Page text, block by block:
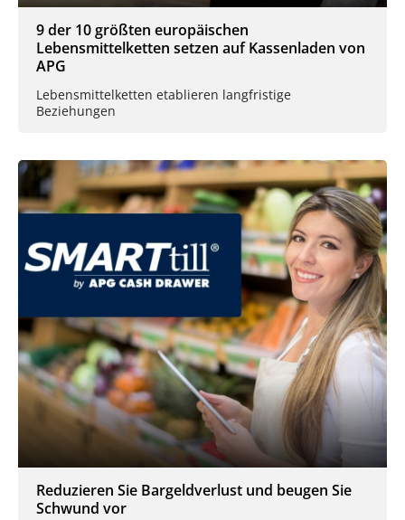
9 der 10 größten europäischen
Lebensmittelketten setzen auf Kassenladen von
APG
Lebensmittelketten etablieren langfristige
Beziehungen
Reduzieren Sie Bargeldverlust und beugen Sie
Schwund vor